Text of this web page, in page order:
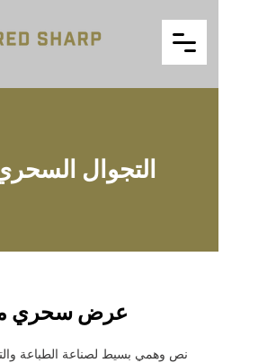
التجوال
عرض سحري
نص وهمي بسيط لصناعة الطباعة